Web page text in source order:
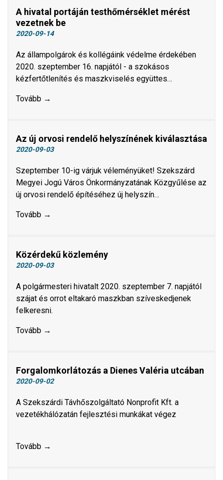
A hivatal portáján testhőmérséklet mérést
vezetnek be
2020-09-14
Az állampolgárok és kollégáink védelme érdekében
2020. szeptember 16. napjától - a szokásos
kézfertőtlenítés és maszkviselés együttes…
Tovább →
Az új orvosi rendelő helyszínének kiválasztása
2020-09-03
Szeptember 10-ig várjuk véleményüket! Szekszárd
Megyei Jogú Város Önkormányzatának Közgyűlése az
új orvosi rendelő építéséhez új helyszín…
Tovább →
Közérdekű közlemény
2020-09-03
A polgármesteri hivatalt 2020. szeptember 7. napjától
szájat és orrot eltakaró maszkban szíveskedjenek
felkeresni.
Tovább →
Forgalomkorlátozás a Dienes Valéria utcában
2020-09-02
A Szekszárdi Távhőszolgáltató Nonprofit Kft. a
vezetékhálózatán fejlesztési munkákat végez
Tovább →